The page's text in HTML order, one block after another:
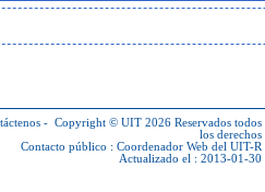
- Copyright © UIT 2026 Reservados todos
los derechos
Contacto público : Coordenador Web del UIT-R
Actualizado el : 2013-01-30